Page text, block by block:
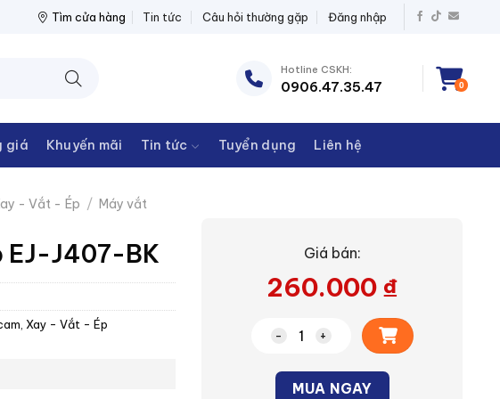
NPP THIẾT BỊ ĐIỆN THANH CHÂU
Tìm cửa hàng Tin tức Câu hỏi thường gặp Đăng nhập
Hotline CSKH:
0906.47.35.47 0
giá Khuyến mãi Tin tức Tuyển dụng Liên hệ
- Vắt - Ép / Máy vắt
EJ-J407-BK
Xay - Vắt - Ép
Giá bán:
260.000 ₫
Máy vắt cam Sharp EJ-J407-BK
MUA NGAY